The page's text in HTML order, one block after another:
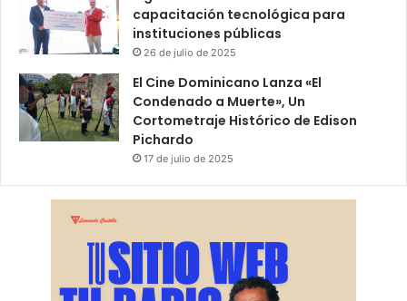
capacitación tecnológica para
instituciones públicas
26 de julio de 2025
El Cine Dominicano Lanza «El
Condenado a Muerte», Un
Cortometraje Histórico de Edison
Pichardo
17 de julio de 2025